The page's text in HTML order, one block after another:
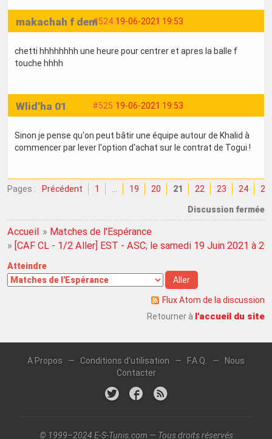
#524 19-06-2021 19:53
makachah f dem
chetti hhhhhhhh une heure pour centrer et apres la balle f
touche hhhh
#525 19-06-2021 19:53
Wlid'ha 01
Sinon je pense qu'on peut bâtir une équipe autour de Khalid à
commencer par lever l'option d'achat sur le contrat de Togui !
Pages : Précédent 1 … 19 20 21 22 23 24 25
Discussion fermée
Accueil » Matches de l'Espérance
» [CAF CL - 1/2 Aller] EST - ASC; le samedi 19 Juin 2021 à
Atteindre
Flux Atom de la discussion
Retourner à l'accueil du site
A Propos — Conditions d'utilisation — F.A.Q. —
Nous
Contacter
© 1999–2024 E-S-Tunis.com — Tous droits réservés